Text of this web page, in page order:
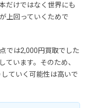
だけではなく世界にも
上回っていくためで
では2,000円買取でした
います。そのため、
ていく可能性は高いで